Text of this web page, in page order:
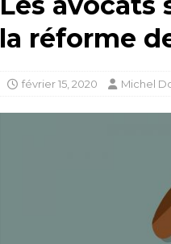
la réforme
février 15, 2020 Michel